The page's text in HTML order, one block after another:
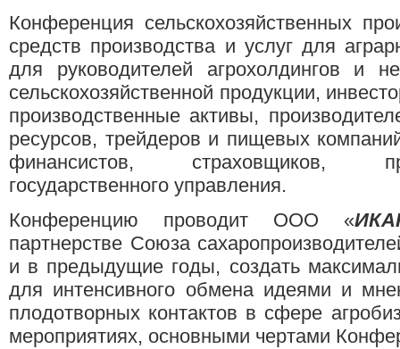
Конференция сельскохозяйственных
средств производства и услуг для
для руководителей агрохолдингов и
сельскохозяйственной продукции,
производственные активы,
ресурсов, трейдеров и пищевых
финансистов, страховщиков,
государственного управления.
Конференцию проводит ООО «
партнерстве Союза
и в предыдущие годы, создать
для интенсивного обмена идеями и
плодотворных контактов в сфере
мероприятиях, основными чертами